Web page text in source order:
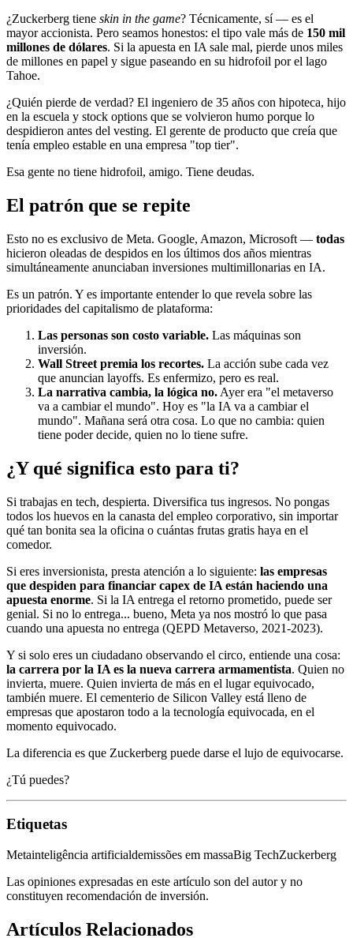
¿Zuckerberg tiene skin in the game? Técnicamente, sí — es el
mayor accionista. Pero seamos honestos: el tipo vale más de 150 mil
millones de dólares. Si la apuesta en IA sale mal, pierde unos miles
de millones en papel y sigue paseando en su hidrofoil por el lago
Tahoe.
¿Quién pierde de verdad? El ingeniero de 35 años con hipoteca, hijo
en la escuela y stock options que se volvieron humo porque lo
despidieron antes del vesting. El gerente de producto que creía que
tenía empleo estable en una empresa "top tier".
Esa gente no tiene hidrofoil, amigo. Tiene deudas.
El patrón que se repite
Esto no es exclusivo de Meta. Google, Amazon, Microsoft — todas
hicieron oleadas de despidos en los últimos dos años mientras
simultáneamente anunciaban inversiones multimillonarias en IA.
Es un patrón. Y es importante entender lo que revela sobre las
prioridades del capitalismo de plataforma:
Las personas son costo variable. Las máquinas son
inversión.
Wall Street premia los recortes. La acción sube cada vez
que anuncian layoffs. Es enfermizo, pero es real.
La narrativa cambia, la lógica no. Ayer era "el metaverso
va a cambiar el mundo". Hoy es "la IA va a cambiar el
mundo". Mañana será otra cosa. Lo que no cambia: quien
tiene poder decide, quien no lo tiene sufre.
¿Y qué significa esto para ti?
Si trabajas en tech, despierta. Diversifica tus ingresos. No pongas
todos los huevos en la canasta del empleo corporativo, sin importar
qué tan bonita sea la oficina o cuántas frutas gratis haya en el
comedor.
Si eres inversionista, presta atención a lo siguiente: las empresas
que despiden para financiar capex de IA están haciendo una
apuesta enorme. Si la IA entrega el retorno prometido, puede ser
genial. Si no lo entrega... bueno, Meta ya nos mostró lo que pasa
cuando una apuesta no entrega (QEPD Metaverso, 2021-2023).
Y si solo eres un ciudadano observando el circo, entiende una cosa:
la carrera por la IA es la nueva carrera armamentista. Quien no
invierta, muere. Quien invierta de más en el lugar equivocado,
también muere. El cementerio de Silicon Valley está lleno de
empresas que apostaron todo a la tecnología equivocada, en el
momento equivocado.
La diferencia es que Zuckerberg puede darse el lujo de equivocarse.
¿Tú puedes?
Etiquetas
Metainteligência artificialdemissões em massaBig TechZuckerberg
Las opiniones expresadas en este artículo son del autor y no
constituyen recomendación de inversión.
Artículos Relacionados